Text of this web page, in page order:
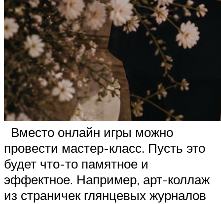
Вместо онлайн игры можно
провести мастер-класс. Пусть это
будет что-то памятное и
эффектное. Например, арт-коллаж
из страничек глянцевых журналов